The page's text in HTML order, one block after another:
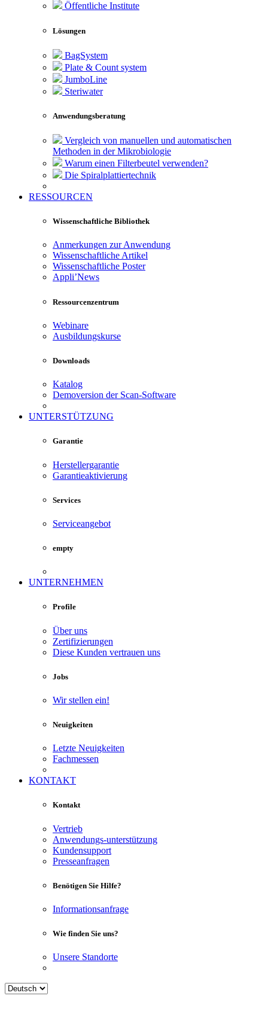
Öffentliche Institute
Lösungen
BagSystem
Plate & Count system
JumboLine
Steriwater
Anwendungsberatung
Vergleich von manuellen und automatischen
Methoden in der Mikrobiologie
Warum einen Filterbeutel verwenden?
Die Spiralplattier­technik
RESSOURCEN
Wissenschaftliche Bibliothek
Anmerkungen zur Anwendung
Wissenschaftliche Artikel
Wissenschaftliche Poster
Appli’News
Ressourcenzentrum
Webinare
Ausbildungskurse
Downloads
Katalog
Demoversion der Scan-Software
UNTERSTÜTZUNG
Garantie
Herstellergarantie
Garantieaktivierung
Services
Serviceangebot
empty
UNTERNEHMEN
Profile
Über uns
Zertifizierungen
Diese Kunden vertrauen uns
Jobs
Wir stellen ein!
Neuigkeiten
Letzte Neuigkeiten
Fachmessen
KONTAKT
Kontakt
Vertrieb
Anwendungs-unterstützung
Kundensupport
Presseanfragen
Benötigen Sie Hilfe?
Informationsanfrage
Wie finden Sie uns?
Unsere Standorte